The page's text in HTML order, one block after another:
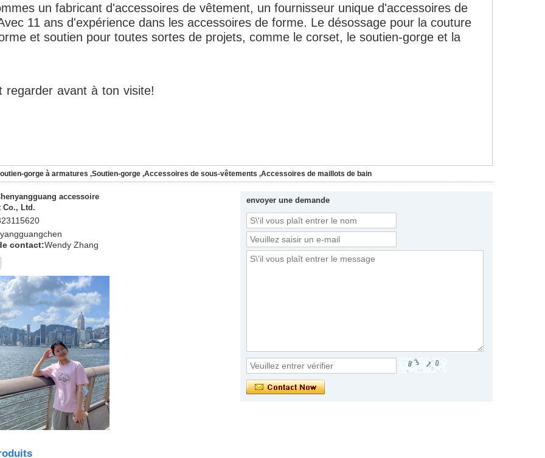
un fabricant d'accessoires de vêtement, un fournisseur unique d'accessoires de
11 ans d'expérience dans les accessoires de forme. Le désossage pour la couture
et soutien pour toutes sortes de projets, comme le corset, le soutien-gorge et la
regarder avant à ton visite!
gorge à armatures ,Soutien-gorge ,Accessoires de sous-vêtements ,Accessoires de maillots de bain
accessoire
Co., Ltd.
contact:Wendy Zhang
envoyer une demande